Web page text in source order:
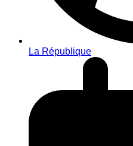
La République